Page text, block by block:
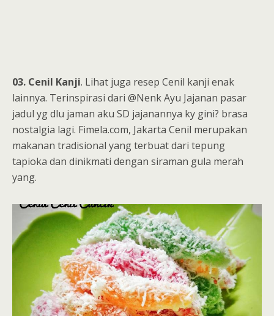
03. Cenil Kanji. Lihat juga resep Cenil kanji enak
lainnya. Terinspirasi dari @Nenk Ayu Jajanan pasar
jadul yg dlu jaman aku SD jajanannya ky gini? brasa
nostalgia lagi. Fimela.com, Jakarta Cenil merupakan
makanan tradisional yang terbuat dari tepung
tapioka dan dinikmati dengan siraman gula merah
yang.